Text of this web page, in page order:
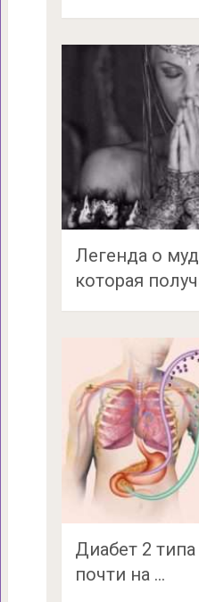
Легенда о
которая
Диабет 2
почти на …